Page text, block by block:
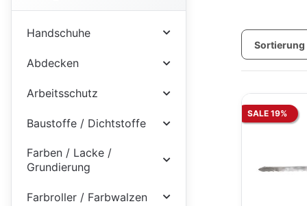
Sortierung
SALE 19%
Handschuhe
Abdecken
Arbeitsschutz
Baustoffe / Dichtstoffe
Farben / Lacke /
Grundierung
Farbroller / Farbwalzen